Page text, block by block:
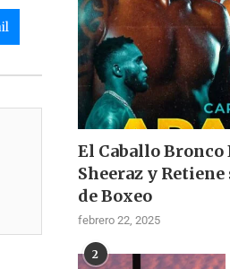
El Caballo Bronco
Sheeraz y
de Boxeo
febrero 22, 2025
2